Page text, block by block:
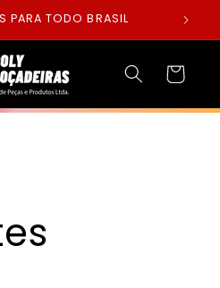
PARA TODO BRASIL
Carrinho